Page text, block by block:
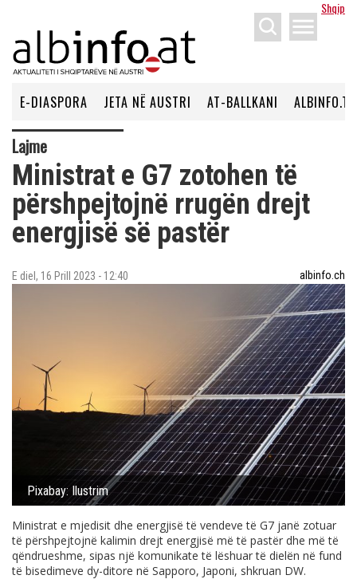
Shqip
menu
E-DIASPORA JETA NË AUSTRI AT-BALLKANI ALBINFO.TV
Lajme
Ministrat e G7 zotohen të
përshpejtojnë rrugën drejt
energjisë së pastër
E diel, 16 Prill 2023 - 12:40 albinfo.ch
Pixabay: Ilustrim
Ministrat e mjedisit dhe energjisë të vendeve të G7 janë zotuar
të përshpejtojnë kalimin drejt energjisë më të pastër dhe më të
qëndrueshme, sipas një komunikate të lëshuar të dielën në fund
të bisedimeve dy-ditore në Sapporo, Japoni, shkruan DW.